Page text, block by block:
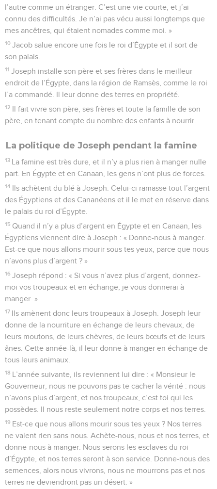
l’autre comme un étranger. C’est une vie courte, et j’ai
connu des difficultés. Je n’ai pas vécu aussi longtemps que
mes ancêtres, qui étaient nomades comme moi. »
10 Jacob salue encore une fois le roi d’Égypte et il sort de
son palais.
11 Joseph installe son père et ses frères dans le meilleur
endroit de l’Égypte, dans la région de Ramsès, comme le roi
l’a commandé. Il leur donne des terres en propriété.
12 Il fait vivre son père, ses frères et toute la famille de son
père, en tenant compte du nombre des enfants à nourrir.
La politique de Joseph pendant la famine
13 La famine est très dure, et il n’y a plus rien à manger nulle
part. En Égypte et en Canaan, les gens n’ont plus de forces.
14 Ils achètent du blé à Joseph. Celui-ci ramasse tout l’argent
des Égyptiens et des Cananéens et il le met en réserve dans
le palais du roi d’Égypte.
15 Quand il n’y a plus d’argent en Égypte et en Canaan, les
Égyptiens viennent dire à Joseph : « Donne-nous à manger.
Est-ce que nous allons mourir sous tes yeux, parce que nous
n’avons plus d’argent ? »
16 Joseph répond : « Si vous n’avez plus d’argent, donnez-
moi vos troupeaux et en échange, je vous donnerai à
manger. »
17 Ils amènent donc leurs troupeaux à Joseph. Joseph leur
donne de la nourriture en échange de leurs chevaux, de
leurs moutons, de leurs chèvres, de leurs bœufs et de leurs
ânes. Cette année-là, il leur donne à manger en échange de
tous leurs animaux.
18 L’année suivante, ils reviennent lui dire : « Monsieur le
Gouverneur, nous ne pouvons pas te cacher la vérité : nous
n’avons plus d’argent, et nos troupeaux, c’est toi qui les
possèdes. Il nous reste seulement notre corps et nos terres.
19 Est-ce que nous allons mourir sous tes yeux ? Nos terres
ne valent rien sans nous. Achète-nous, nous et nos terres, et
donne-nous à manger. Nous serons les esclaves du roi
d’Égypte, et nos terres seront à son service. Donne-nous des
semences, alors nous vivrons, nous ne mourrons pas et nos
terres ne deviendront pas un désert. »